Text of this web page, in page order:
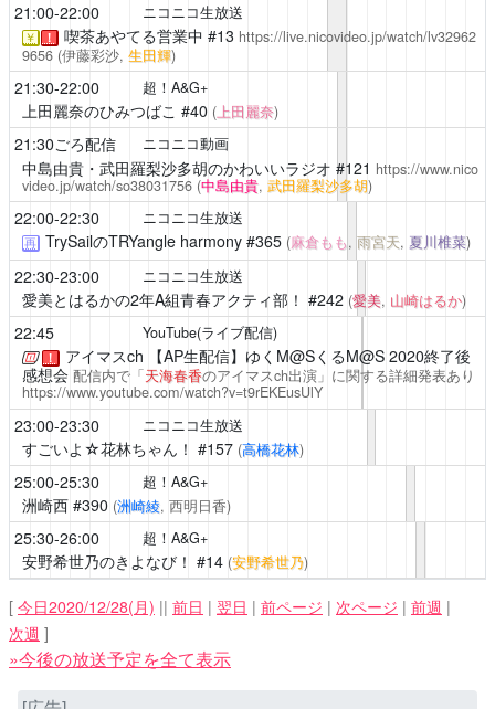
21:00-22:00 ニコニコ生放送
￥ ！ 喫茶あやてる営業中 #13 https://live.nicovideo.jp/watch/lv32962
9656 (伊藤彩沙, 生田輝)
21:30-22:00 超！A&G+
上田麗奈のひみつばこ #40 (上田麗奈)
21:30ごろ配信 ニコニコ動画
中島由貴・武田羅梨沙多胡のかわいいラジオ #121 https://www.nico
video.jp/watch/so38031756 (中島由貴, 武田羅梨沙多胡)
22:00-22:30 ニコニコ生放送
再 TrySailのTRYangle harmony#365 (麻倉もも, 雨宮天, 夏川椎菜)
22:30-23:00 ニコニコ生放送
愛美とはるかの2年A組青春アクティ部！ #242 (愛美, 山崎はるか)
22:45 YouTube(ライブ配信)
！ アイマスch 【AP生配信】ゆくM@SくるM@S 2020終了後
感想会 配信内で「天海春香のアイマスch出演」に関する詳細発表あり
https://www.youtube.com/watch?v=t9rEKEusUlY
23:00-23:30 ニコニコ生放送
すごいよ☆花林ちゃん！ #157 (高橋花林)
25:00-25:30 超！A&G+
洲崎西#390 (洲崎綾, 西明日香)
25:30-26:00 超！A&G+
安野希世乃のきよなび！ #14 (安野希世乃)
[ 今日2020/12/28(月) || 前日 | 翌日 | 前ページ | 次ページ | 前週 |
次週 ]
»今後の放送予定を全て表示